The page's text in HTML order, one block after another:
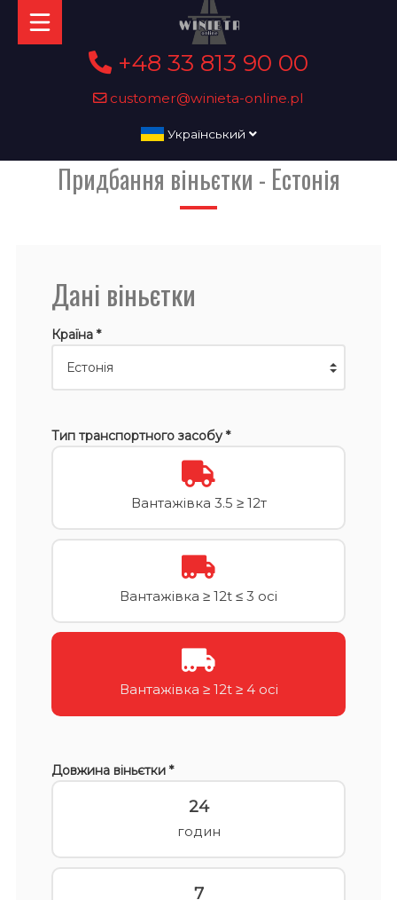
+48 33 813 90 00
customer@winieta-online.pl
Український
Придбання віньєтки - Естонія
Дані віньєтки
Країна *
Тип транспортного засобу *
Вантажівка 3.5 ≥ 12т
Вантажівка ≥ 12t ≤ 3 осі
Вантажівка ≥ 12t ≥ 4 осі
Довжина віньєтки *
24
годин
7